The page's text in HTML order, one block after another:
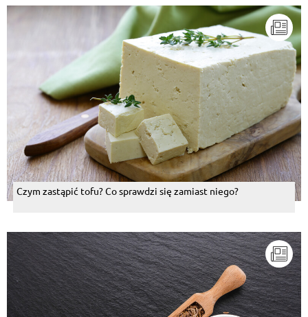
Czym zastąpić tofu? Co sprawdzi się zamiast niego?